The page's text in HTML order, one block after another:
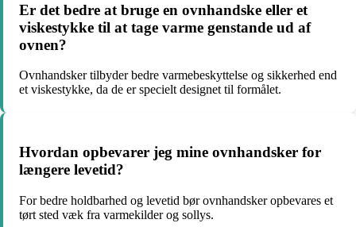
Er det bedre at bruge en ovnhandske eller et
viskestykke til at tage varme genstande ud af
ovnen?
Ovnhandsker tilbyder bedre varmebeskyttelse og sikkerhed end
et viskestykke, da de er specielt designet til formålet.
Hvordan opbevarer jeg mine ovnhandsker for
længere levetid?
For bedre holdbarhed og levetid bør ovnhandsker opbevares et
tørt sted væk fra varmekilder og sollys.